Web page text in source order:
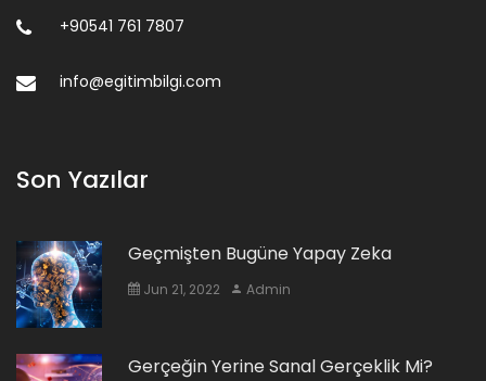
+90541 761 7807
info@egitimbilgi.com
Son Yazılar
Geçmişten Bugüne Yapay Zeka
Jun 21, 2022 Admin
Gerçeğin Yerine Sanal Gerçeklik Mi?